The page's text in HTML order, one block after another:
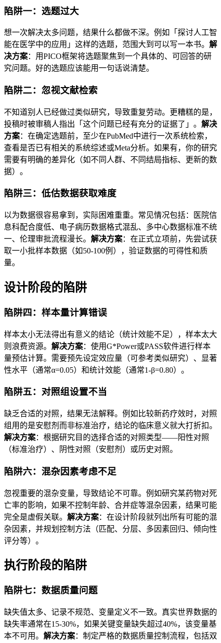
陷阱一：选题过大
想一次解决太多问题，结果什么都做不深。例如「探讨人工智
能在医学中的应用」这样的选题，范围大到可以写一本书。 解
决方案：用PICO框架将选题聚焦到一个具体的、可回答的研
究问题。好的选题应该能用一句话说清楚。
陷阱二：忽视文献检索
不知道别人已经做过类似研究，导致重复劳动。更糟糕的是，
投稿时被审稿人指出「这个问题已经有充分的证据了」。 解决
方案：在确定选题前，至少在PubMed中进行一次系统检索，
查看是否已有相关的系统综述或Meta分析。如果有，你的研究
需要有明确的差异化（如不同人群、不同结局指标、更新的数
据）。
陷阱三：低估数据获取难度
以为数据很容易拿到，实际困难重重。常见情况包括：医院信
息科配合度低、电子病历数据格式混乱、多中心数据标准不统
一、伦理审批流程漫长。 解决方案：在正式立项前，先尝试获
取一小批样本数据（如50-100例），验证数据的可得性和质
量。
设计阶段的陷阱
陷阱四：样本量计算错误
样本太小无法得出有意义的结论（统计效能不足），样本太大
则浪费资源。 解决方案：使用G*Power或PASS软件进行样本
量预估计算。需要预先设定效应量（可参考类似研究）、显著
性水平（通常α=0.05）和统计效能（通常1-β=0.80）。
陷阱五：对照组设置不当
缺乏合适的对照，结果无法解释。例如比较新药疗效时，对照
组用的是安慰剂而非标准治疗，结论的临床意义就大打折扣。
解决方案：根据研究目的选择合适的对照类型——阳性对照
（标准治疗）、阴性对照（安慰剂）或历史对照。
陷阱六：混杂因素考虑不足
忽视重要的混杂变量，导致结论不可靠。例如研究某药物对死
亡率的影响，如果不控制年龄、合并症等混杂因素，结果可能
完全是虚假关联。 解决方案：在设计阶段就列出所有可能的混
杂因素，并规划控制方法（匹配、分层、多因素回归、倾向性
评分等）。
执行阶段的陷阱
陷阱七：数据质量问题
缺失值太多、记录不规范、变量定义不一致。真实世界数据的
缺失率通常在15-30%，如果关键变量缺失超过40%，该变量基
本不可用。 解决方案：制定严格的数据质量控制流程，包括双